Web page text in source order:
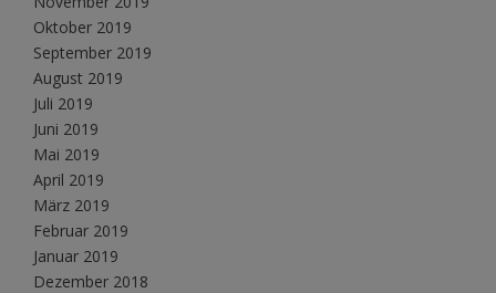
Oktober 2019
September 2019
August 2019
Juli 2019
Juni 2019
Mai 2019
April 2019
März 2019
Februar 2019
Januar 2019
Dezember 2018